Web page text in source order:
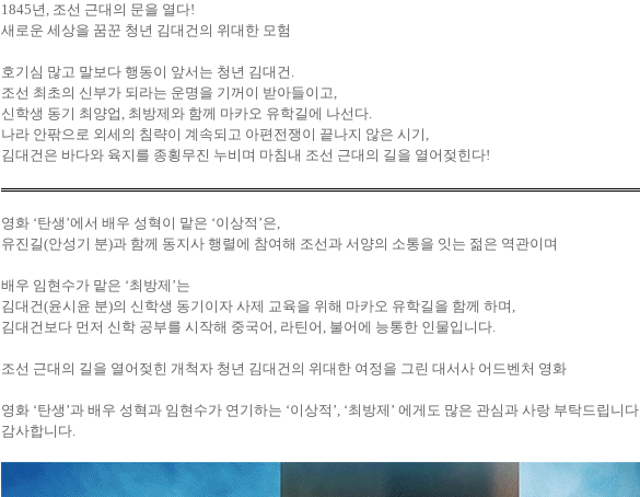
1845년 , 조선 근대의 문을 열다!
새로운 세상을 꿈꾼 청년 김대건의 위대한 모험
호기심 많고 말보다 행동이 앞서는 청년 김대건 .
조선 최초의 신부가 되라는 운명을 기꺼이 받아들이고,
신학생 동기 최양업 , 최방제와 함께 마카오 유학길에 나선다.
나라 안팎으로 외세의 침략이 계속되고 아편전쟁이 끝나지 않은 시기 ,
김대건은 바다와 육지를 종횡무진 누비며 마침내 조선 근대의 길을 열어젖힌다!
영화 ‘탄생 ’에서 배우 성혁이 맡은 ‘이상적 ’은
유진길(안성기 분)과 함께 동지사 행렬에 참여해 조선과 서양의 소통을 잇는 젊은 역관이며
배우 임현수가 맡은 ‘최방제 ’는
김대건(윤시윤 분)의 신학생 동기이자 사제 교육을 위해 마카오 유학길을 함께 하며
김대건보다 먼저 신학 공부를 시작해 중국어 라틴어 불어에 능통한 인물입니다
조선 근대의 길을 열어젖힌 개척자 청년 김대건의 위대한 여정을 그린 대서사 어드벤처 영화
영화 ‘탄생 ’과 배우 성혁과 임현수가 연기하는 ‘이상적 ’, ‘최방제 ’ 에게도 많은 관심과 사랑 부탁드립니다
감사합니다